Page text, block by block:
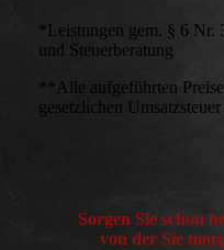
*Leistungen gem. § 6 Nr.
und Steuerberatung
**Alle aufgeführten
gesetzlichen
Sorgen Sie schon
von der Sie